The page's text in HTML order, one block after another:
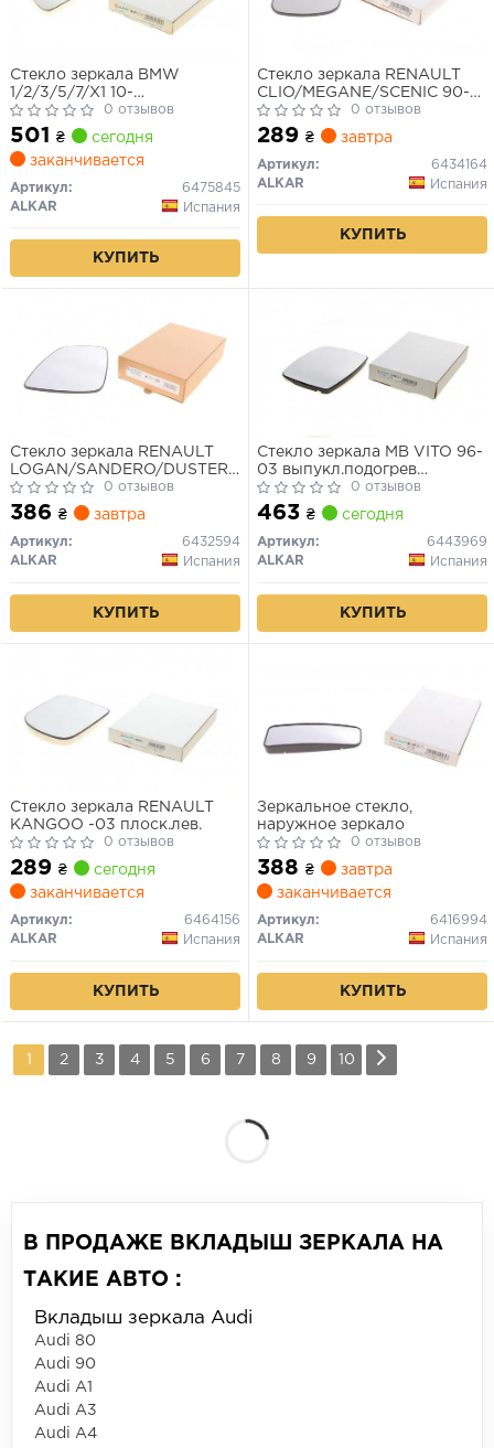
Стекло зеркала BMW
1/2/3/5/7/X1 10-
асферич.подогрев.лев.
0 отзывов
501 ₴
сегодня
заканчивается
Артикул:
6475845
ALKAR
Испания
КУПИТЬ
Стекло зеркала RENAULT
CLIO/MEGANE/SCENIC 90-
выпукл.подогрев лев.прав.
0 отзывов
289 ₴ завтра
Артикул:
6434164
ALKAR
Испания
КУПИТЬ
Стекло зеркала RENAULT
LOGAN/SANDERO/DUSTER/STEPWAY
04- выпукл.подогрев.прав.
0 отзывов
386 ₴ завтра
Артикул:
6432594
ALKAR
Испания
КУПИТЬ
Стекло зеркала MB VITO 96-
03 выпукл.подогрев
лев.прав.
0 отзывов
463 ₴ сегодня
Артикул:
6443969
ALKAR
Испания
КУПИТЬ
Стекло зеркала RENAULT
KANGOO -03 плоск.лев.
0 отзывов
289 ₴
сегодня
заканчивается
Артикул:
6464156
ALKAR
Испания
КУПИТЬ
Зеркальное стекло,
наружное зеркало
0 отзывов
388 ₴
завтра
заканчивается
Артикул:
6416994
ALKAR
Испания
КУПИТЬ
1 2 3 4 5 6 7 8 9 10
В ПРОДАЖЕ ВКЛАДЫШ ЗЕРКАЛА НА
ТАКИЕ АВТО :
Вкладыш зеркала Audi
Audi 80
Audi 90
Audi A1
Audi A3
Audi A4